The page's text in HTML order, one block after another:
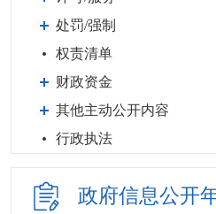
处罚/强制
权责清单
财政资金
其他主动公开内容
行政执法
政府信息公开